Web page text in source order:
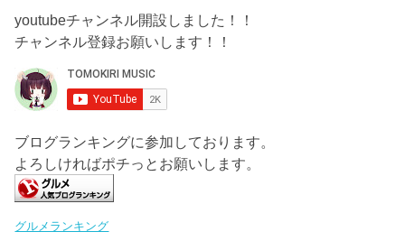
youtubeチャンネル開設しました！！
チャンネル登録お願いします！！
ブログランキングに参加しております。
よろしければポチっとお願いします。
グルメランキング